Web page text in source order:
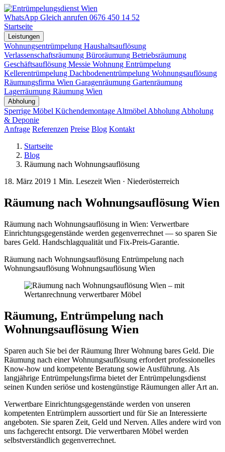
WhatsApp Gleich anrufen 0676 450 14 52
Startseite
Leistungen
Wohnungsentrümpelung Haushaltsauflösung
Verlassenschaftsräumung Büroräumung Betriebsräumung
Geschäftsauflösung Messie Wohnung Entrümpelung
Kellerentrümpelung Dachbodenentrümpelung Wohnungsauflösung
Räumungsfirma Wien Garagenräumung Gartenräumung
Lagerräumung Räumung Wien
Abholung
Sperrige Möbel Küchendemontage Altmöbel Abholung Abholung
& Deponie
Anfrage Referenzen Preise Blog Kontakt
Startseite
Blog
Räumung nach Wohnungsauflösung
18. März 2019 1 Min. Lesezeit Wien · Niederösterreich
Räumung nach Wohnungsauflösung Wien
Räumung nach Wohnungsauflösung in Wien: Verwertbare
Einrichtungsgegenstände werden gegenverrechnet — so sparen Sie
bares Geld. Handschlagqualität und Fix-Preis-Garantie.
Räumung nach Wohnungsauflösung Entrümpelung nach
Wohnungsauflösung Wohnungsauflösung Wien
Räumung, Entrümpelung nach
Wohnungsauflösung Wien
Sparen auch Sie bei der Räumung Ihrer Wohnung bares Geld. Die
Räumung nach einer Wohnungsauflösung erfordert professionelles
Know-how und kompetente Beratung sowie Ausführung. Als
langjährige Entrümpelungsfirma bietet der Entrümpelungsdienst
seinen Kunden seriöse und kostengünstige Räumungen aller Art an.
Verwertbare Einrichtungsgegenstände werden von unseren
kompetenten Entrümplern aussortiert und für Sie an Interessierte
angeboten. Sie sparen Zeit, Geld und Nerven. Alles andere wird von
uns fachgerecht entsorgt. Die verwertbaren Möbel werden
selbstverständlich gegenverrechnet.